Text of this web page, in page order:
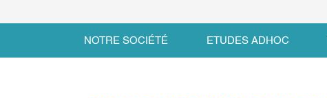
NOTRE SOCIÉTÉ ETUDES ADHOC